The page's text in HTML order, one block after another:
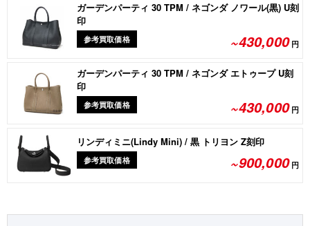
ガーデンパーティ 30 TPM / ネゴンダ ノワール(黒) U刻
印
参考買取価格 ~430,000円
ガーデンパーティ 30 TPM / ネゴンダ エトゥープ U刻
印
参考買取価格 ~430,000円
リンディミニ(Lindy Mini) / 黒 トリヨン Z刻印
参考買取価格 ~900,000円